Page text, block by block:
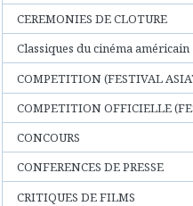
CEREMONIES DE CLOTURE
Classiques du cinéma américain
COMPETITION (FESTIVAL
COMPETITION OFFICIELLE
CONCOURS
CONFERENCES DE PRESSE
CRITIQUES DE FILMS